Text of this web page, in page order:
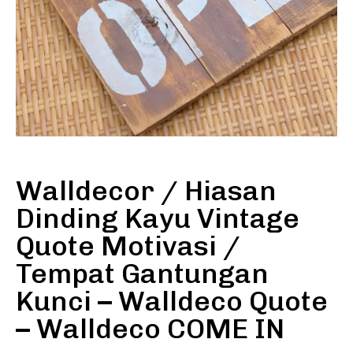
Walldecor / Hiasan
Dinding Kayu Vintage
Quote Motivasi /
Tempat Gantungan
Kunci – Walldeco Quote
– Walldeco COME IN